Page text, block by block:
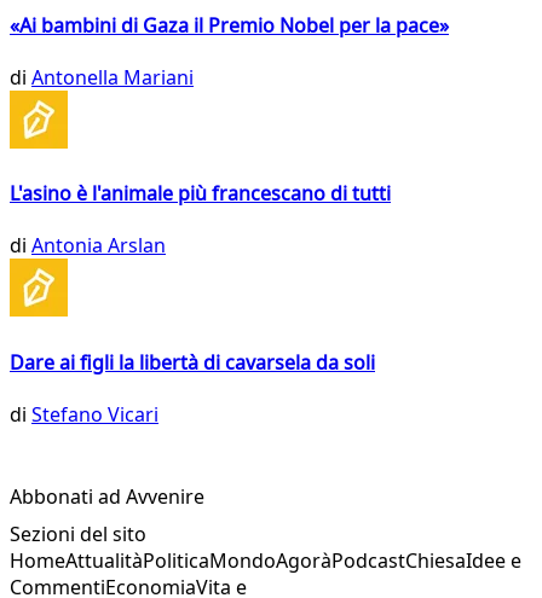
«Ai bambini di Gaza il Premio Nobel per la pace»
di Antonella Mariani
L'asino è l'animale più francescano di tutti
di Antonia Arslan
Dare ai figli la libertà di cavarsela da soli
di Stefano Vicari
Abbonati ad Avvenire
Sezioni del sito
HomeAttualitàPoliticaMondoAgoràPodcastChiesaIdee e
CommentiEconomiaVita e